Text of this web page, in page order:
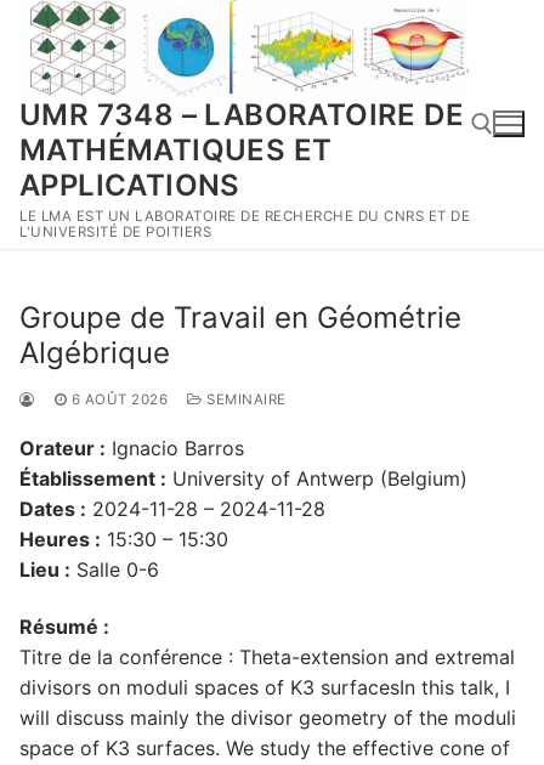
Aller
contenu
UMR 7348 – LABORATOIRE DE
MATHÉMATIQUES ET
APPLICATIONS
LE LMA EST UN LABORATOIRE DE RECHERCHE DU CNRS ET DE
L'UNIVERSITÉ DE POITIERS
Rechercher :
Groupe de Travail en Géométrie
Algébrique
6 AOÛT 2026 SEMINAIRE
Orateur : Ignacio Barros
Établissement : University of Antwerp (Belgium)
Dates : 2024-11-28 – 2024-11-28
Heures : 15:30 – 15:30
Lieu : Salle 0-6
Résumé :
Titre de la conférence : Theta-extension and extremal
divisors on moduli spaces of K3 surfacesIn this talk, I
will discuss mainly the divisor geometry of the moduli
space of K3 surfaces. We study the effective cone of